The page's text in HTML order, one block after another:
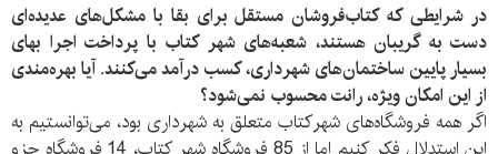
در شرایطی که کتاب‌فروشان مستقل برای بقا با مشکل‌های عدیده‌ای
دست به گریبان هستند، شعبه‌های شهر کتاب با پرداخت اجرا بهای
بسیار پایین ساختمان‌های شهرداری، کسب درآمد می‌کنند. آیا بهره‌مندی
از این امکان ویژه، رانت محسوب نمی‌شود؟
اگر همه فروشگاه‌های شهرکتاب متعلق به شهرداری بود، می‌توانستیم به